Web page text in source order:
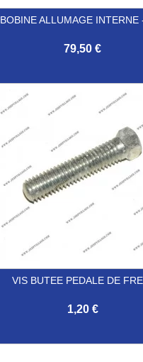
BOBINE ALLUMAGE INTERNE
79,50 €
VIS BUTEE PEDALE DE
1,20 €